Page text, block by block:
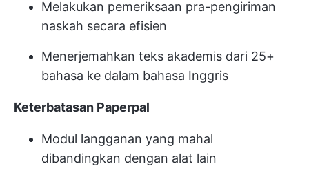
Melakukan pemeriksaan pra-pengiriman
naskah secara efisien
Menerjemahkan teks akademis dari 25+
bahasa ke dalam bahasa Inggris
Keterbatasan Paperpal
Modul langganan yang mahal
dibandingkan dengan alat lain